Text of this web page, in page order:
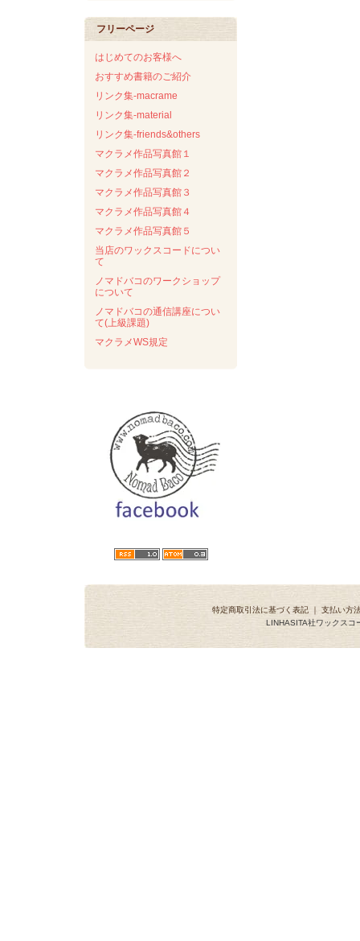
フリーページ
はじめてのお客様へ
おすすめ書籍のご紹介
リンク集-macrame
リンク集-material
リンク集-friends&others
マクラメ作品写真館１
マクラメ作品写真館２
マクラメ作品写真館３
マクラメ作品写真館４
マクラメ作品写真館５
当店のワックスコードについ
て
ノマドバコのワークショップ
について
ノマドバコの通信講座につい
て(上級課題)
マクラメWS規定
特定商取引法に基づく表記｜ 支払い方
LINHASITA社ワックスコ